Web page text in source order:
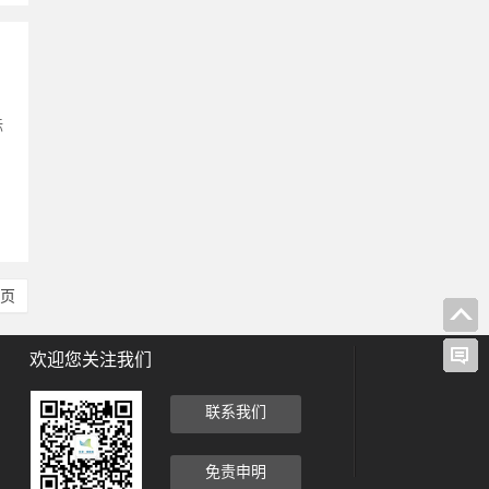
欢迎您关注我们
联系我们
免责申明